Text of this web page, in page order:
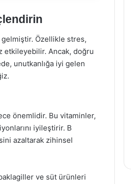
gelmiştir. Özellikle stres,
etkileyebilir. Ancak, doğru
unutkanlığa iyi gelen
önemlidir. Bu vitaminler,
iyileştirir. B
azaltarak zihinsel
ve süt ürünleri